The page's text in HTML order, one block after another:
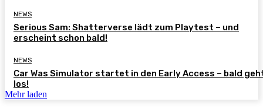
NEWS
Serious Sam: Shatterverse lädt zum Playtest – und
erscheint schon bald!
NEWS
Car Was Simulator startet in den Early Access – bald
los!
Mehr laden